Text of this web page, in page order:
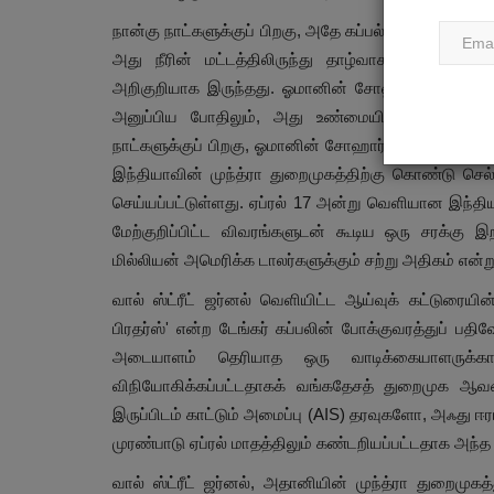
நான்கு நாட்களுக்குப் பிறகு, அதே கப்பல் ஐக்கிய
அது நீரின் மட்டத்திலிருந்து தாழ்வாக மிதந்து
அறிகுறியாக இருந்தது. ஓமானின் சோஹார் (Sohar)
அனுப்பிய போதிலும், அது உண்மையில் அங்கு
நாட்களுக்குப் பிறகு, ஓமானின் சோஹார்
இந்தியாவின் முந்த்ரா துறைமுகத்திற்கு கொண்டு
செய்யப்பட்டுள்ளது. ஏப்ரல் 17 அன்று வெளியான
மேற்குறிப்பிட்ட விவரங்களுடன் கூடிய ஒரு சரக்கு
மில்லியன் அமெரிக்க டாலர்களுக்கும் சற்று அதிகம் என்று
வால் ஸ்ட்ரீட் ஜர்னல் வெளியிட்ட ஆய்வுக்
பிரதர்ஸ்' என்ற டேங்கர் கப்பலின் போக்குவரத்துப்
அடையாளம் தெரியாத ஒரு
விநியோகிக்கப்பட்டதாகக் வங்கதேசத் துறைமுக
இருப்பிடம் காட்டும் அமைப்பு (AIS) தரவுகளோ,
முரண்பாடு ஏப்ரல் மாதத்திலும் கண்டறியப்பட்டதாக அந்த
வால் ஸ்ட்ரீட் ஜர்னல், அதானியின் முந்த்ரா